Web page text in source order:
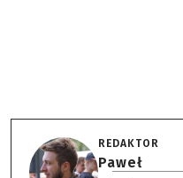
REDAKTOR
Paweł